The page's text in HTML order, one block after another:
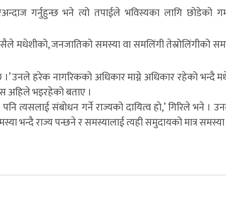
गर्नुहुन्छ भने त्यो तपाईले भविस्यका लागि छोडेको
मधेशीको, जनजातिको समस्या वा समलिंगी तेस्रोलिंगीको
उनले हरेक नागरिकको अधिकार माग्ने अधिकार रहेको भन्दै
अहिले भइरहेको बताए ।
त्यसलाई संबोधन गर्ने राज्यको दायित्व हो,’ गिरिले भने ।
भन्दै राज्य पन्छने र समस्यालाई त्यही समुदायको मात्र